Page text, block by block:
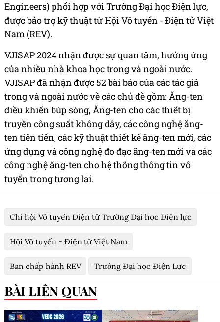
Engineers) phối hợp với Trường Đại học Điện lực,
được bảo trợ kỹ thuật từ Hội Vô tuyến - Điện tử Việt
Nam (REV).
VJISAP 2024 nhận được sự quan tâm, hưởng ứng
của nhiều nhà khoa học trong và ngoài nước.
VJISAP đã nhận được 52 bài báo của các tác giả
trong và ngoài nước về các chủ đề gồm: Ăng-ten
điều khiển búp sóng, Ăng-ten cho các thiết bị
truyền công suất không dây, các công nghệ ăng-
ten tiên tiến, các kỹ thuật thiết kế ăng-ten mới, các
ứng dụng và công nghệ đo đạc ăng-ten mới và các
công nghệ ăng-ten cho hệ thống thông tin vô
tuyến trong tương lai.
Chi hội Vô tuyến Điện tử Trường Đại học Điện lực
Hội Vô tuyến - Điện tử Việt Nam
Ban chấp hành REV Trường Đại học Điện Lực
BÀI LIÊN QUAN